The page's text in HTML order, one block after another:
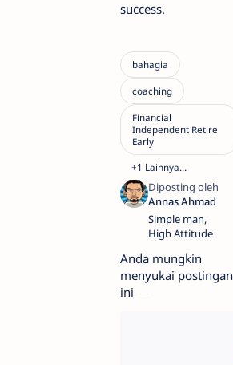
success.
Simple man,
High Attitude
Anda mungkin
menyukai postingan
ini